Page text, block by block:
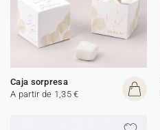
Caja sorpresa
A partir de 1,35 €